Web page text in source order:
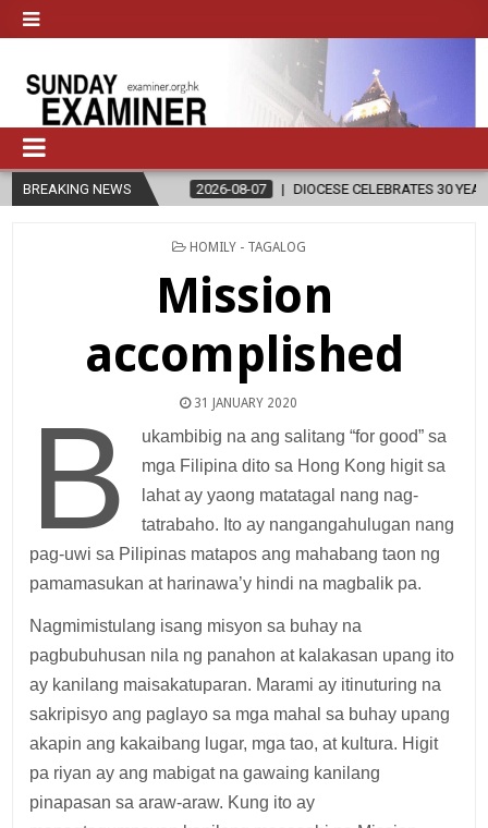
BREAKING NEWS
2026-08-07 DIOCESE CELEBRATES 30 YEARS OF
POSTED
HOMILY - TAGALOG
Mission
accomplished
31 JANUARY 2020
B
ukambibig na ang salitang “for good” sa
mga Filipina dito sa Hong Kong higit sa
lahat ay yaong matatagal nang nag-
tatrabaho. Ito ay nangangahulugan nang
pag-uwi sa Pilipinas matapos ang mahabang taon ng
pamamasukan at harinawa’y hindi na magbalik pa.
Nagmimistulang isang misyon sa buhay na
pagbubuhusan nila ng panahon at kalakasan upang ito
ay kanilang maisakatuparan. Marami ay itinuturing na
sakripisyo ang paglayo sa mga mahal sa buhay upang
akapin ang kakaibang lugar, mga tao, at kultura. Higit
pa riyan ay ang mabigat na gawaing kanilang
pinapasan sa araw-araw. Kung ito ay